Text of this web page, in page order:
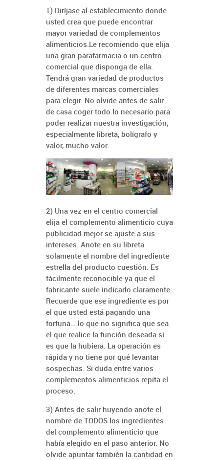
1) Diríjase al establecimiento donde
usted crea que puede encontrar
mayor variedad de complementos
alimenticios.Le recomiendo que elija
una gran parafarmacia o un centro
comercial que disponga de ella.
Tendrá gran variedad de productos
de diferentes marcas comerciales
para elegir. No olvide antes de salir
de casa coger todo lo necesario para
poder realizar nuestra investigación,
especialmente libreta, bolígrafo y
valor, mucho valor.
2) Una vez en el centro comercial
elija el complemento alimenticio cuya
publicidad mejor se ajuste a sus
intereses. Anote en su libreta
solamente el nombre del ingrediente
estrella del producto cuestión. Es
fácilmente reconocible ya que el
fabricante suele indicarlo claramente.
Recuerde que ese ingrediente es por
el que usted está pagando una
fortuna… lo que no significa que sea
el que realice la función deseada si
es que la hubiera. La operación es
rápida y no tiene por qué levantar
sospechas. Si duda entre varios
complementos alimenticios repita el
proceso.
3) Antes de salir huyendo anote el
nombre de TODOS los ingredientes
del complemento alimenticio que
había elegido en el paso anterior. No
olvide apuntar también la cantidad en